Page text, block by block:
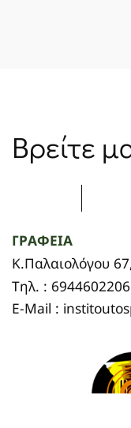
Βρείτε
ΓΡΑΦΕΙΑ
Κ.Παλαιολόγου
Τηλ. : 6944602206
E-Mail :